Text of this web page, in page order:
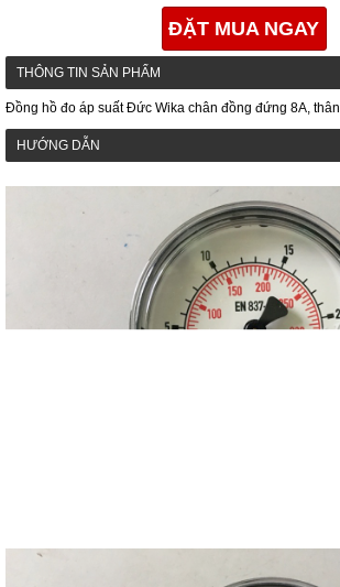
ĐẶT MUA NGAY
THÔNG TIN SẢN PHẨM
Đồng hồ đo áp suất Đức Wika chân đồng đứng 8A,
HƯỚNG DẪN